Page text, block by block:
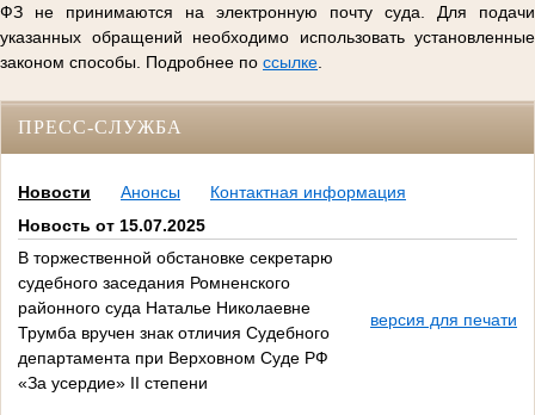
ФЗ не принимаются на электронную почту суда. Для подачи
указанных обращений необходимо использовать установленные
законом способы. Подробнее по ссылке
ПРЕСС-СЛУЖБА
Новости Анонсы
Контактная информация
Новость от 15.07.2025
В торжественной обстановке секретарю
судебного заседания Ромненского
районного суда Наталье Николаевне
Трумба вручен знак отличия Судебного
департамента при Верховном Суде РФ
«За усердие» II степени
версия для печати